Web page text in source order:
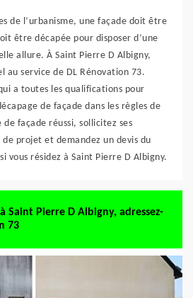
de l’urbanisme, une façade doit être
être décapée pour disposer d’une
allure. À Saint Pierre D Albigny,
au service de DL Rénovation 73.
a toutes les qualifications pour
de façade dans les règles de
de façade réussi, sollicitez ses
projet et demandez un devis du
vous résidez à Saint Pierre D Albigny.
Saint Pierre D Albigny, adressez-
73